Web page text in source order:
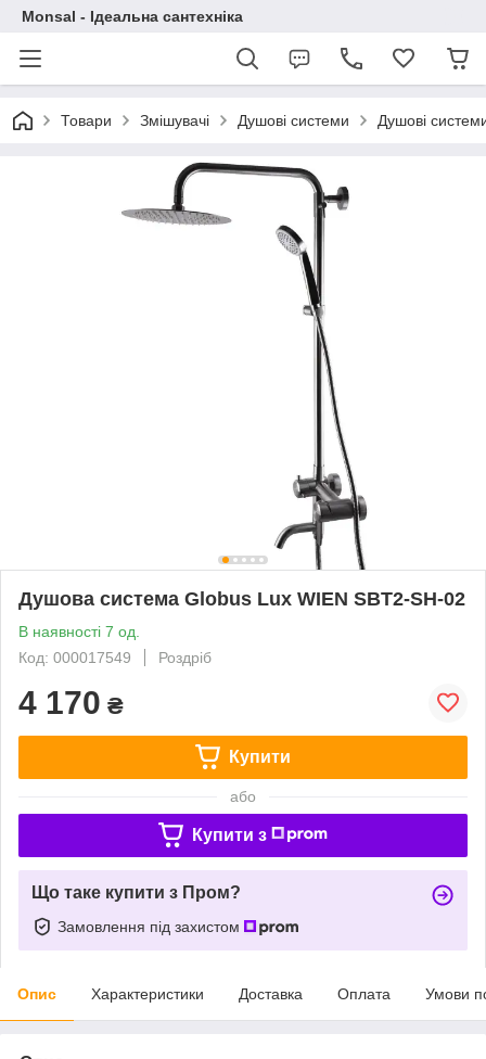
Monsal - Ідеальна сантехніка
Товари Змішувачі Душові системи Душові
Душова система Globus Lux WIEN SBT2-SH-02
В наявності 7 од.
Код: 000017549
Роздріб
4 170 ₴
Купити
або
Купити з
Що таке купити з Пром?
Замовлення під захистом
Опис Характеристики Доставка Оплата Умови